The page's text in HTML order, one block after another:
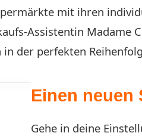
mit ihren
Assistentin Madame
der perfekten
Einen neuen
Gehe in deine